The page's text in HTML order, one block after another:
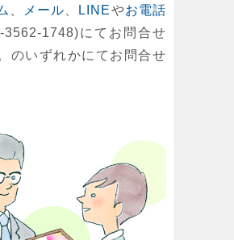
メール LINEやお電話
3562-1748)にてお問合せ
のいずれかにてお問合せ